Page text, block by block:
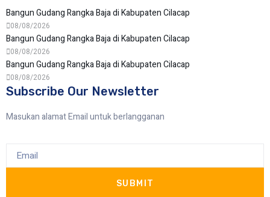
Bangun Gudang Rangka Baja di Kabupaten Cilacap
08/08/2026
Bangun Gudang Rangka Baja di Kabupaten Cilacap
08/08/2026
Bangun Gudang Rangka Baja di Kabupaten Cilacap
08/08/2026
Subscribe Our Newsletter
Masukan alamat Email untuk berlangganan
SUBMIT